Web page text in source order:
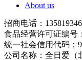
About us
招商电话：
食品经营许可证编号
统一社会信用代码：
公司名称：全日爱（